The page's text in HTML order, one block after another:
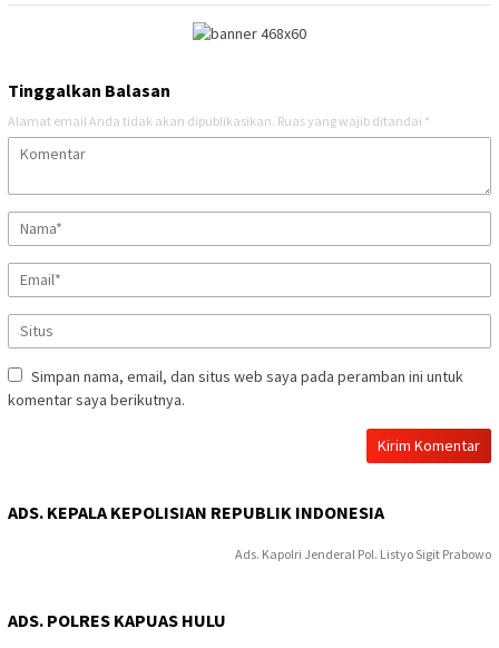
Tinggalkan Balasan
Alamat email Anda tidak akan dipublikasikan. Ruas yang wajib ditandai *
Simpan nama, email, dan situs web saya pada peramban ini untuk
komentar saya berikutnya.
ADS. KEPALA KEPOLISIAN REPUBLIK INDONESIA
Ads. Kapolri Jenderal Pol. Listyo Sigit Prabowo
ADS. POLRES KAPUAS HULU